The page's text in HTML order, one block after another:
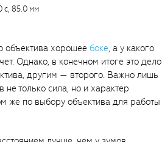
с, 85.0 мм
объектива хорошее боке, а у какого
Однако, в конечном итоге это дело
другим — второго. Важно лишь
только сила, но и характер
же по выбору объектива для работы